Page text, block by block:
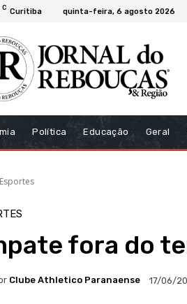
C Curitiba quinta-feira, 6 agosto 2026
Política Educação Geral
Esportes
fora do
Clube Athletico Paranaense 17/06/